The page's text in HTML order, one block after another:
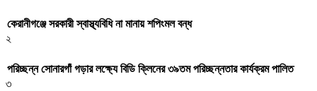
কেরানীগঞ্জে সরকারী স্বাস্থ্যবিধি না মানায় শপিংমল বন্ধ
২
পরিচ্ছন্ন সোনারগাঁ গড়ার লক্ষ্যে বিডি ক্লিনের ৩৯তম পরিচ্ছন্নতার কার্যক্রম পালিত
৩